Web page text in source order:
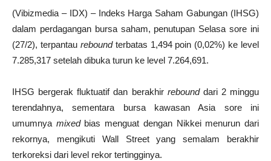
(Vibizmedia – IDX) – Indeks Harga Saham Gabungan (IHSG)
dalam perdagangan bursa saham, penutupan Selasa sore ini
(27/2), terpantau reboundterbatas 1,494 poin (0,02%) ke level
7.285,317 setelah dibuka turun ke level 7.264,691.
IHSG bergerak fluktuatif dan berakhir rebounddari 2 minggu
terendahnya, sementara bursa kawasan Asia sore ini
umumnya mixedbias menguat dengan Nikkei menurun dari
rekornya, mengikuti Wall Street yang semalam berakhir
terkoreksi dari level rekor tertingginya.